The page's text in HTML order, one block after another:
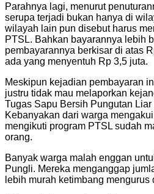
Parahnya lagi, menurut
serupa terjadi bukan hanya di
wilayah lain pun disebut harus
PTSL. Bahkan bayarannya lebih
pembayarannya berkisar di atas
ada yang menyentuh Rp 3,5 juta.
Meskipun kejadian pembayaran
justru tidak mau melaporkan
Tugas Sapu Bersih Pungutan
Kebanyakan dari warga
mengikuti program PTSL sudah
orang.
Banyak warga malah enggan
Pungli. Mereka menganggap
lebih murah ketimbang mengurus